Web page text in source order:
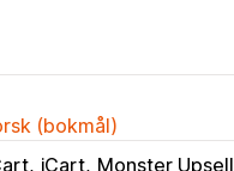
(bokmål)
iCart Monster Upsell